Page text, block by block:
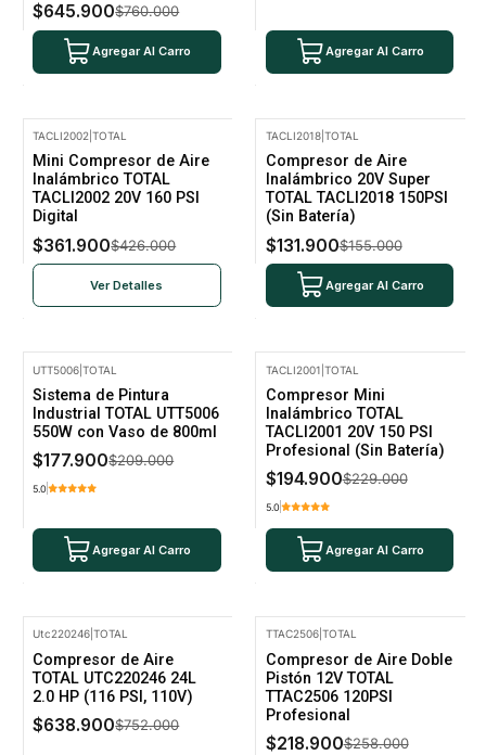
$645.900$760.000
Agregar Al Carro Agregar Al Carro
No disponible
TACLI2002 |TOTAL
Mini Compresor de Aire
Inalámbrico TOTAL
TACLI2002 20V 160 PSI
Digital
$361.900$426.000
Ver Detalles
TACLI2018| TOTAL
Compresor de Aire
Inalámbrico 20V Super
TOTAL TACLI2018 150PSI
(Sin Batería)
$131.900$155.000
Agregar Al Carro
UTT5006 |TOTAL
Sistema de Pintura
Industrial TOTAL UTT5006
550W con Vaso de 800ml
$177.900$209.000
5.0
Agregar Al Carro
TACLI2001 TOTAL
Compresor Mini
Inalámbrico TOTAL
TACLI2001 20V 150 PSI
Profesional (Sin Batería)
$194.900$229.000
5.0
Agregar Al Carro
Utc220246 |TOTAL
Compresor de Aire
TOTAL UTC220246 24L
2.0 HP (116 PSI, 110V)
$638.900$752.000
No disponible
TTAC2506| TOTAL
Compresor de Aire Doble
Pistón 12V TOTAL
TTAC2506 120PSI
Profesional
$218.900$258.000